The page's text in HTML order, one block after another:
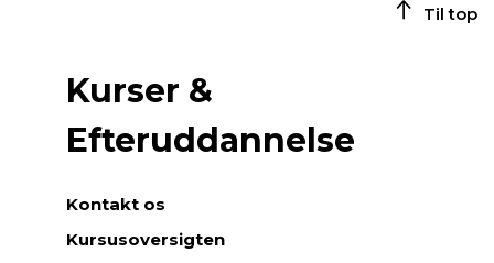
Til top
Kurser &
Efteruddannelse
Kontakt os
Kursusoversigten